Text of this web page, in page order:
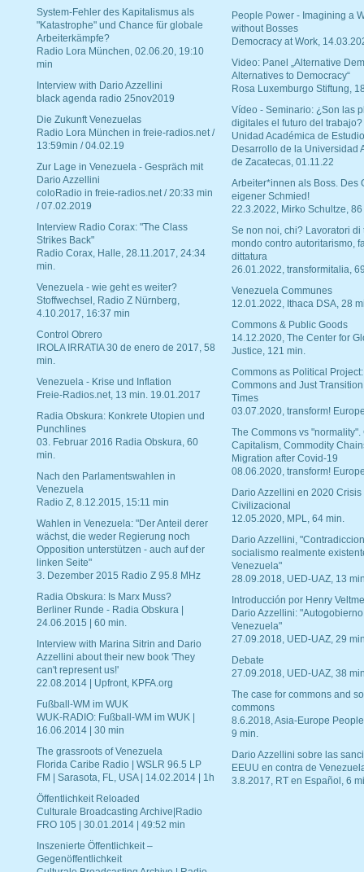
System-Fehler des Kapitalismus als
"Katastrophe" und Chance für globale
Arbeiterkämpfe?
Radio Lora München, 02.06.20, 19:10
min
Interview with Dario Azzellini
black agenda radio 25nov2019
Die Zukunft Venezuelas
Radio Lora München in freie-radios.net /
13:59min / 04.02.19
Zur Lage in Venezuela - Gespräch mit
Dario Azzellini
coloRadio in freie-radios.net / 20:33 min
/ 07.02.2019
Interview Radio Corax: "The Class
Strikes Back"
Radio Corax, Halle, 28.11.2017, 24:34
min.
Venezuela - wie geht es weiter?
Stoffwechsel, Radio Z Nürnberg,
4.10.2017, 16:37 min
Control Obrero
IROLA IRRATIA 30 de enero de 2017, 58
min.
Venezuela - Krise und Inflation
Freie-Radios.net, 13 min. 19.01.2017
Radia Obskura: Konkrete Utopien und
Punchlines
03. Februar 2016 Radia Obskura, 60
min.
Nach den Parlamentswahlen in
Venezuela
Radio Z, 8.12.2015, 15:11 min
Wahlen in Venezuela: "Der Anteil derer
wächst, die weder Regierung noch
Opposition unterstützen - auch auf der
linken Seite"
3. Dezember 2015 Radio Z 95.8 MHz
Radia Obskura: Is Marx Muss?
Berliner Runde - Radia Obskura |
24.06.2015 | 60 min.
Interview with Marina Sitrin and Dario
Azzellini about their new book 'They
can't represent us!'
22.08.2014 | Upfront, KPFA.org
Fußball-WM im WUK
WUK-RADIO: Fußball-WM im WUK |
16.06.2014 | 30 min
The grassroots of Venezuela
Florida Caribe Radio | WSLR 96.5 LP
FM | Sarasota, FL, USA | 14.02.2014 | 1h
Öffentlichkeit Reloaded
Culturale Broadcasting Archive|Radio
FRO 105 | 30.01.2014 | 49:52 min
Inszenierte Öffentlichkeit –
Gegenöffentlichkeit
People Power - Imagining a
without Bosses
Democracy at Work,
Video: Panel „Alternative
Alternatives to Democracy“
Rosa Luxemburgo Stiftung,
Vídeo - Seminario: ¿Son las
digitales el futuro del trabajo?
Unidad Académica de
Desarrollo de la Universidad
de Zacatecas, 01.11.22
Arbeiter*innen als Boss. Des
eigener Schmied!
22.3.2022, Mirko Schultze, 86
Se non noi, chi? Lavoratori di
mondo contro autoritarismo,
dittatura
26.01.2022, transformitalia,
Venezuela Communes
12.01.2022, Ithaca DSA, 28
Commons & Public Goods
14.12.2020, The Center for
Justice, 121 min.
Commons as Political Project:
Commons and Just
Times
03.07.2020, transform!
The Commons vs "normality".
Capitalism, Commodity
Migration after Covid-19
08.06.2020, transform!
Dario Azzellini en 2020 Crisis
Civilizacional
12.05.2020, MPL, 64 min.
Dario Azzellini,
socialismo realmente
Venezuela"
28.09.2018, UED-UAZ, 13
Introducción por Henry
Dario Azzellini:
Venezuela"
27.09.2018, UED-UAZ, 29
Debate
27.09.2018, UED-UAZ, 38
The case for commons and
commons
8.6.2018, Asia-Europe
9 min.
Dario Azzellini sobre las
EEUU en contra de
3.8.2017, RT en Español, 6